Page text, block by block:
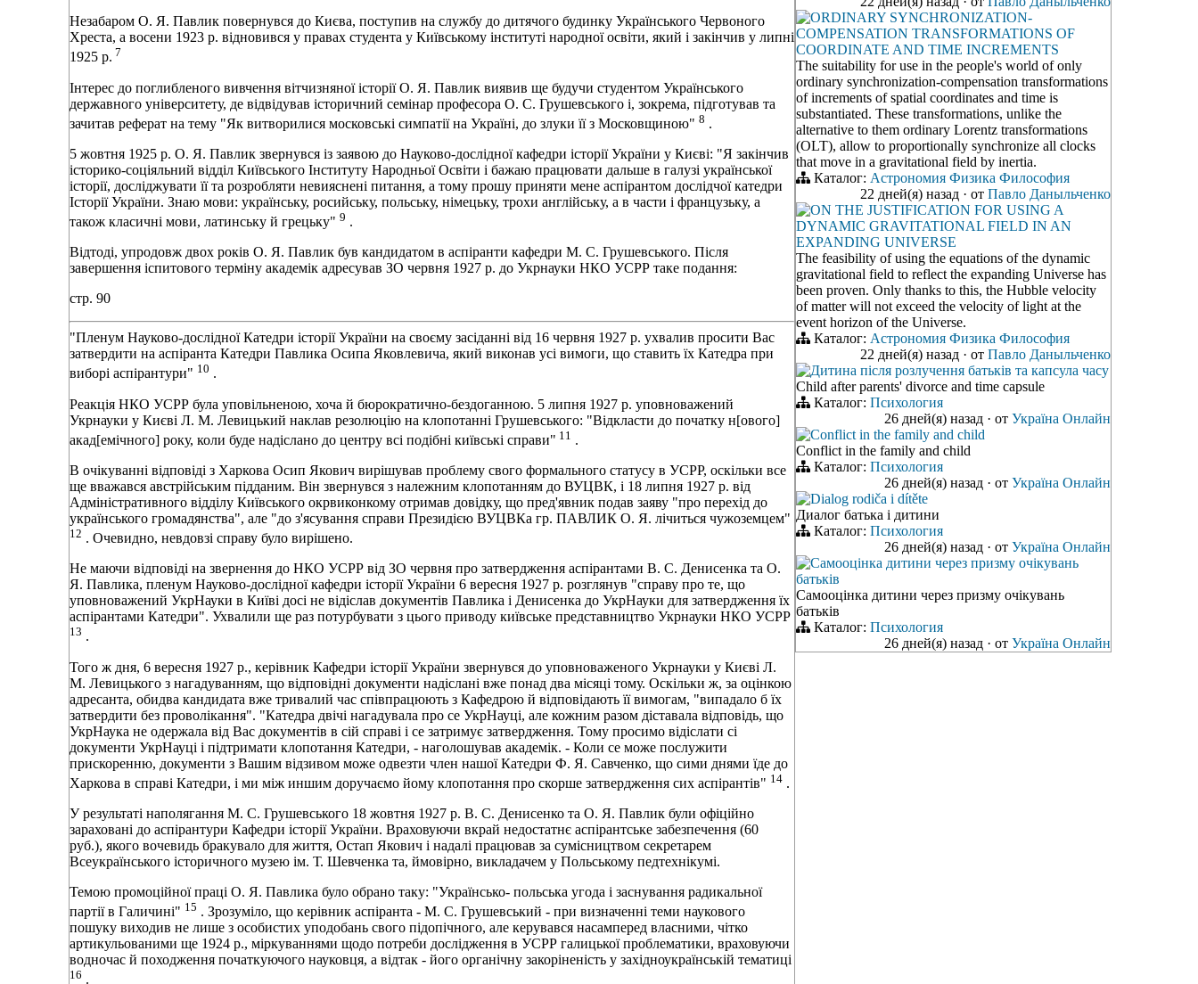
Незабаром О. Я. Павлик повернувся до Києва, поступив на службу до дитячого будинку Українського Червоного
Хреста, а восени 1923 р. відновився у правах студента у Київському інституті народної освіти, який і закінчив у липні
1925 р. 7
Інтерес до поглибленого вивчення вітчизняної історії О. Я. Павлик виявив ще будучи студентом Українського
державного університету, де відвідував історичний семінар професора О. С. Грушевського і, зокрема, підготував та
зачитав реферат на тему "Як витворилися московські симпатії на Україні, до злуки її з Московщиною" 8 .
5 жовтня 1925 р. О. Я. Павлик звернувся із заявою до Науково-дослідної кафедри історії України у Києві: "Я закінчив
історико-соціяльний відділ Київського Інституту Народньої Освіти і бажаю працювати дальше в галузі української
історії, досліджувати її та розробляти невияснені питання, а тому прошу приняти мене аспірантом дослідчої катедри
Історії України. Знаю мови: українську, росийську, польську, німецьку, трохи англійську, а в части і французьку, а
також класичні мови, латинську й грецьку" 9 .
Відтоді, упродовж двох років О. Я. Павлик був кандидатом в аспіранти кафедри М. С. Грушевського. Після
завершення іспитового терміну академік адресував ЗО червня 1927 р. до Укрнауки НКО УСРР таке подання:
стр. 90
"Пленум Науково-дослідної Катедри історії України на своєму засіданні від 16 червня 1927 р. ухвалив просити Вас
затвердити на аспіранта Катедри Павлика Осипа Яковлевича, який виконав усі вимоги, що ставить їх Катедра при
виборі аспірантури" 10 .
Реакція НКО УСРР була уповільненою, хоча й бюрократично-бездоганною. 5 липня 1927 р. уповноважений
Укрнауки у Києві Л. М. Левицький наклав резолюцію на клопотанні Грушевського: "Відкласти до початку н[ового]
акад[емічного] року, коли буде надіслано до центру всі подібні київські справи" 11 .
В очікуванні відповіді з Харкова Осип Якович вирішував проблему свого формального статусу в УСРР, оскільки все
ще вважався австрійським підданим. Він звернувся з належним клопотанням до ВУЦВК, і 18 липня 1927 р. від
Адміністративного відділу Київського окрвиконкому отримав довідку, що пред'явник подав заяву "про перехід до
українського громадянства", але "до з'ясування справи Президією ВУЦВКа гр. ПАВЛИК О. Я. лічиться чужоземцем"
12 . Очевидно, невдовзі справу було вирішено.
Не маючи відповіді на звернення до НКО УСРР від ЗО червня про затвердження аспірантами В. С. Денисенка та О.
Я. Павлика, пленум Науково-дослідної кафедри історії України 6 вересня 1927 р. розглянув "справу про те, що
уповноважений УкрНауки в Київі досі не відіслав документів Павлика і Денисенка до УкрНауки для затвердження їх
аспірантами Катедри". Ухвалили ще раз потурбувати з цього приводу київське представництво Укрнауки НКО УСРР
13 .
Того ж дня, 6 вересня 1927 р., керівник Кафедри історії України звернувся до уповноваженого Укрнауки у Києві Л.
М. Левицького з нагадуванням, що відповідні документи надіслані вже понад два місяці тому. Оскільки ж, за оцінкою
адресанта, обидва кандидата вже тривалий час співпрацюють з Кафедрою й відповідають її вимогам, "випадало б їх
затвердити без проволікання". "Катедра двічі нагадувала про се УкрНауці, але кожним разом діставала відповідь, що
УкрНаука не одержала від Вас документів в сій справі і се затримує затвердження. Тому просимо відіслати сі
документи УкрНауці і підтримати клопотання Катедри, - наголошував академік. - Коли се може послужити
прискоренню, документи з Вашим відзивом може одвезти член нашої Катедри Ф. Я. Савченко, що сими днями їде до
Харкова в справі Катедри, і ми між иншим доручаємо йому клопотання про скорше затвердження сих аспірантів" 14 .
У результаті наполягання М. С. Грушевського 18 жовтня 1927 р. В. С. Денисенко та О. Я. Павлик були офіційно
зараховані до аспірантури Кафедри історії України. Враховуючи вкрай недостатнє аспірантське забезпечення (60
руб.), якого вочевидь бракувало для життя, Остап Якович і надалі працював за сумісництвом секретарем
Всеукраїнського історичного музею ім. Т. Шевченка та, ймовірно, викладачем у Польському педтехнікумі.
Темою промоційної праці О. Я. Павлика було обрано таку: "Українсько- польська угода і заснування радикальної
партії в Галичині" 15 . Зрозуміло, що керівник аспіранта - М. С. Грушевський - при визначенні теми наукового
пошуку виходив не лише з особистих уподобань свого підопічного, але керувався насамперед власними, чітко
артикульованими ще 1924 р., міркуваннями щодо потреби дослідження в УСРР галицької проблематики, враховуючи
водночас й походження початкуючого науковця, а відтак - його органічну закоріненість у західноукраїнській тематиці
16 .
ORDINARY SYNCHRONIZATION-
COMPENSATION TRANSFORMATIONS OF
COORDINATE AND TIME INCREMENTS
The suitability for use in the people's world of only
ordinary synchronization-compensation transformations
of increments of spatial coordinates and time is
substantiated. These transformations, unlike the
alternative to them ordinary Lorentz transformations
(OLT), allow to proportionally synchronize all clocks
that move in a gravitational field by inertia.
Каталог: Астрономия Физика Философия
22 дней(я) назад · от Павло Даныльченко
ON THE JUSTIFICATION FOR USING A
DYNAMIC GRAVITATIONAL FIELD IN AN
EXPANDING UNIVERSE
The feasibility of using the equations of the dynamic
gravitational field to reflect the expanding Universe has
been proven. Only thanks to this, the Hubble velocity
of matter will not exceed the velocity of light at the
event horizon of the Universe.
Каталог: Астрономия Физика Философия
22 дней(я) назад · от Павло Даныльченко
Дитина після розлучення батьків та капсула часу
Child after parents' divorce and time capsule
Каталог: Психология
26 дней(я) назад · от Україна Онлайн
Conflict in the family and child
Conflict in the family and child
Каталог: Психология
26 дней(я) назад · от Україна Онлайн
Dialog rodiča i dítěte
Диалог батька і дитини
Каталог: Психология
26 дней(я) назад · от Україна Онлайн
Самооцінка дитини через призму очікувань
батьків
Самооцінка дитини через призму очікувань
батьків
Каталог: Психология
26 дней(я) назад · от Україна Онлайн